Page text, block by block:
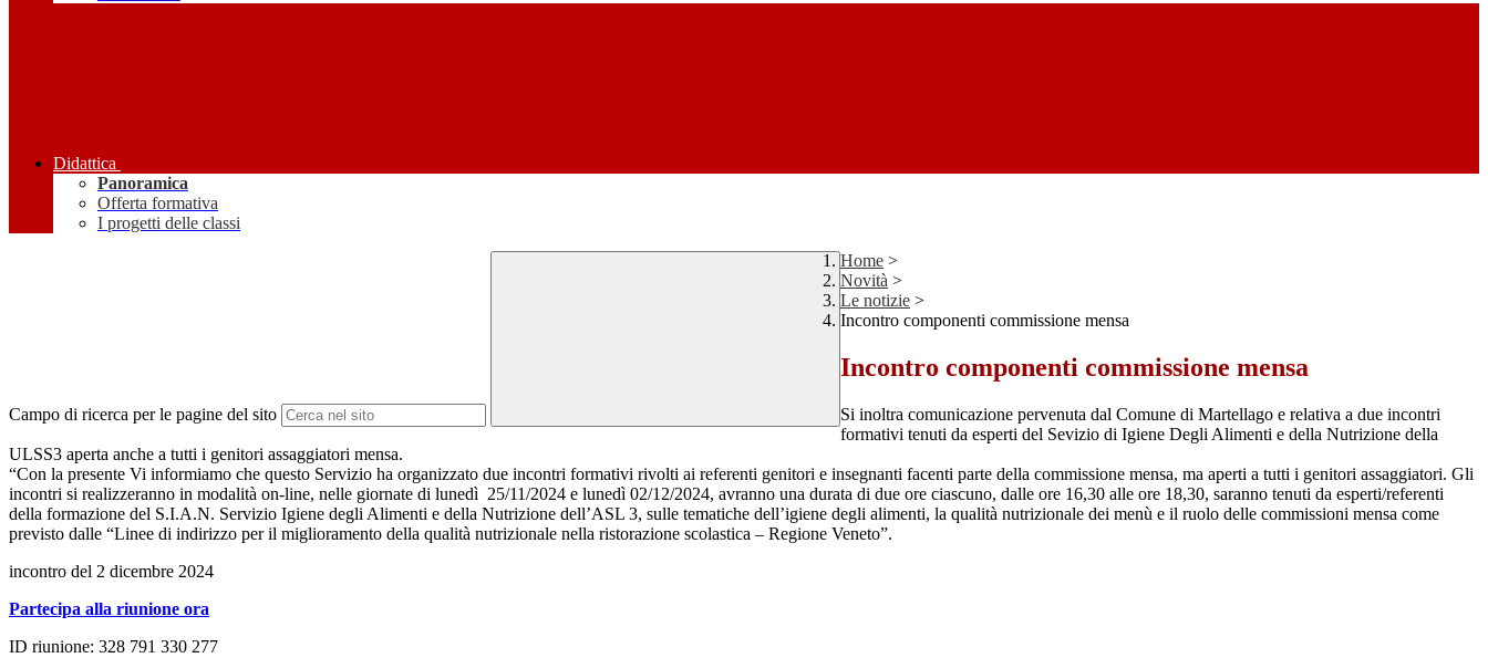
Didattica
Panoramica
Offerta formativa
I progetti delle classi
Campo di ricerca per le pagine del sito
Home >
Novità >
Le notizie >
Incontro componenti commissione mensa
Incontro componenti commissione mensa
Si inoltra comunicazione pervenuta dal Comune di Martellago e relativa a due incontri
formativi tenuti da esperti del Sevizio di Igiene Degli Alimenti e della Nutrizione della
ULSS3 aperta anche a tutti i genitori assaggiatori mensa.
“Con la presente Vi informiamo che questo Servizio ha organizzato due incontri formativi rivolti ai referenti genitori e insegnanti facenti parte della commissione mensa, ma aperti a tutti i genitori assaggiatori. Gli
incontri si realizzeranno in modalità on-line, nelle giornate di lunedì 25/11/2024 e lunedì 02/12/2024, avranno una durata di due ore ciascuno, dalle ore 16,30 alle ore 18,30, saranno tenuti da esperti/referenti
della formazione del S.I.A.N. Servizio Igiene degli Alimenti e della Nutrizione dell’ASL 3, sulle tematiche dell’igiene degli alimenti, la qualità nutrizionale dei menù e il ruolo delle commissioni mensa come
previsto dalle “Linee di indirizzo per il miglioramento della qualità nutrizionale nella ristorazione scolastica – Regione Veneto”.
incontro del 2 dicembre 2024
Partecipa alla riunione ora
ID riunione: 328 791 330 277